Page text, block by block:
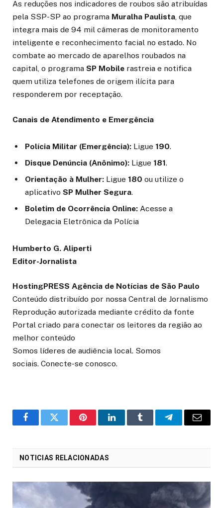
As reduções nos indicadores de roubos são atribuídas
pela SSP-SP ao programa Muralha Paulista, que
integra mais de 94 mil câmeras de monitoramento
inteligente e reconhecimento facial no estado. No
combate ao mercado de aparelhos roubados na
capital, o programa SP Mobile rastreia e notifica
quem utiliza telefones de origem ilícita para
responderem por receptação.
Canais de Atendimento e Emergência
Polícia Militar (Emergência): Ligue 190.
Disque Denúncia (Anônimo): Ligue 181.
Orientação à Mulher: Ligue 180 ou utilize o
aplicativo SP Mulher Segura.
Boletim de Ocorrência Online: Acesse a
Delegacia Eletrônica da Polícia
Humberto G. Aliperti
Editor-Jornalista
HostingPRESS Agência de Notícias de São Paulo
Conteúdo distribuído por nossa Central de Jornalismo
Reprodução autorizada mediante crédito da fonte
Portal criado para conectar os leitores da região ao
melhor conteúdo
Somos líderes de audiência local. Somos
sociais. Conecte-se conosco.
o
Twitter PinterestLinkedInTumblr Telegrama
E-
NOTICIAS RELACIONADAS